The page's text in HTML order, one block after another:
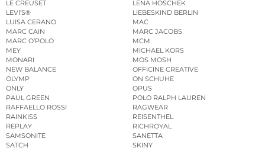
LE CREUSET
LENA HOSCHEK
LEVI’S®
LIEBESKIND BERLIN
LUISA CERANO
MAC
MARC CAIN
MARC JACOBS
MARC O’POLO
MCM
MEY
MICHAEL KORS
MONARI
MOS MOSH
NEW BALANCE
OFFICINE CREATIVE
OLYMP
ON SCHUHE
ONLY
OPUS
PAUL GREEN
POLO RALPH LAUREN
RAFFAELLO ROSSI
RAGWEAR
RAINKISS
REISENTHEL
REPLAY
RICHROYAL
SAMSONITE
SANETTA
SATCH
SKINY